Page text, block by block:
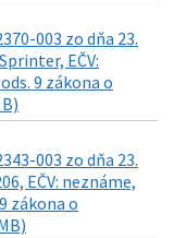
003 zo dňa 23.
EČV:
9 zákona o
003 zo dňa 23.
EČV: neznáme,
zákona o